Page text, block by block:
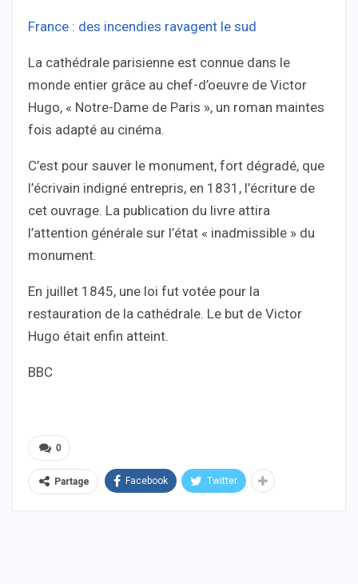
France : des incendies ravagent le sud
La cathédrale parisienne est connue dans le
monde entier grâce au chef-d’oeuvre de Victor
Hugo, « Notre-Dame de Paris », un roman maintes
fois adapté au cinéma.
C’est pour sauver le monument, fort dégradé, que
l’écrivain indigné entrepris, en 1831, l’écriture de
cet ouvrage. La publication du livre attira
l’attention générale sur l’état « inadmissible » du
monument.
En juillet 1845, une loi fut votée pour la
restauration de la cathédrale. Le but de Victor
Hugo était enfin atteint.
BBC
0
Partage Facebook Twitter